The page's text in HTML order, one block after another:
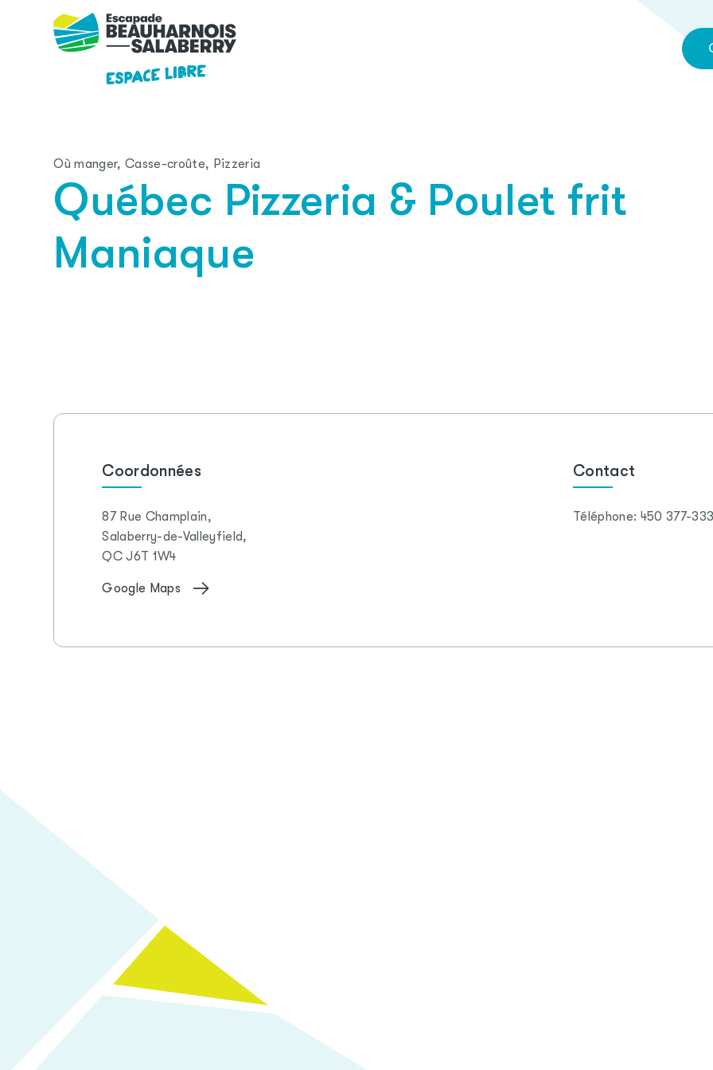
Skip to main content
Où manger, Casse-croûte, Pizzeria
Québec Pizzeria & Poulet frit
Maniaque
Coordonnées
87 Rue Champlain,
Salaberry-de-Valleyfield,
QC J6T 1W4
Google Maps
Contact
Téléphone: 450 377-